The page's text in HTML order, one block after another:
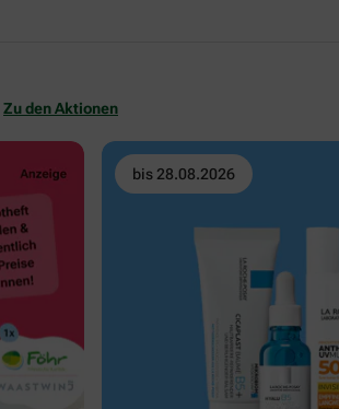
Zu den Aktionen
bis 28.08.2026